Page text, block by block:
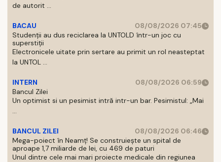
de autorit ...
BACAU
08/08/2026 07:45
Studenții au dus reciclarea la UNTOLD într-un joc cu
superstiții
Electronicele uitate prin sertare au primit un rol neasteptat
la UNTOL ...
INTERN
08/08/2026 06:59
Bancul Zilei
Un optimist si un pesimist intră intr-un bar. Pesimistul: „Mai
...
BANCUL ZILEI
08/08/2026 06:46
Mega-poiect în Neamț! Se construiește un spital de
aproape 1,7 miliarde de lei, cu 469 de paturi
Unul dintre cele mai mari proiecte medicale din regiunea